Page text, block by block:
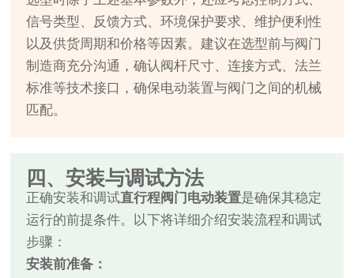
信号类型、反馈方式、环境保护要求、维护便利性
以及供货周期和价格等因素。建议在选型前与阀门
制造商充分沟通，确认阀杆尺寸、连接方式、法兰
标准等技术接口，确保电动装置与阀门之间的机械
匹配。
四、安装与调试方法
正确安装和调试直行程阀门电动装置是确保其稳定
运行的前提条件。以下将详细介绍安装流程和调试
步骤：
安装前准备：